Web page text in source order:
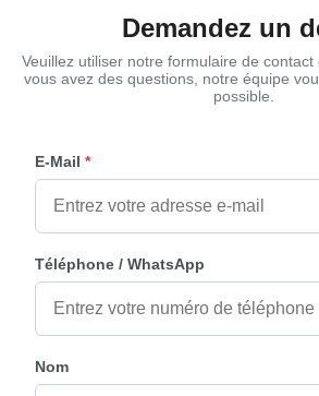
Demandez un
Veuillez utiliser notre formulaire de
vous avez des questions, notre équipe
possible.
E-Mail *
Téléphone / WhatsApp
Nom